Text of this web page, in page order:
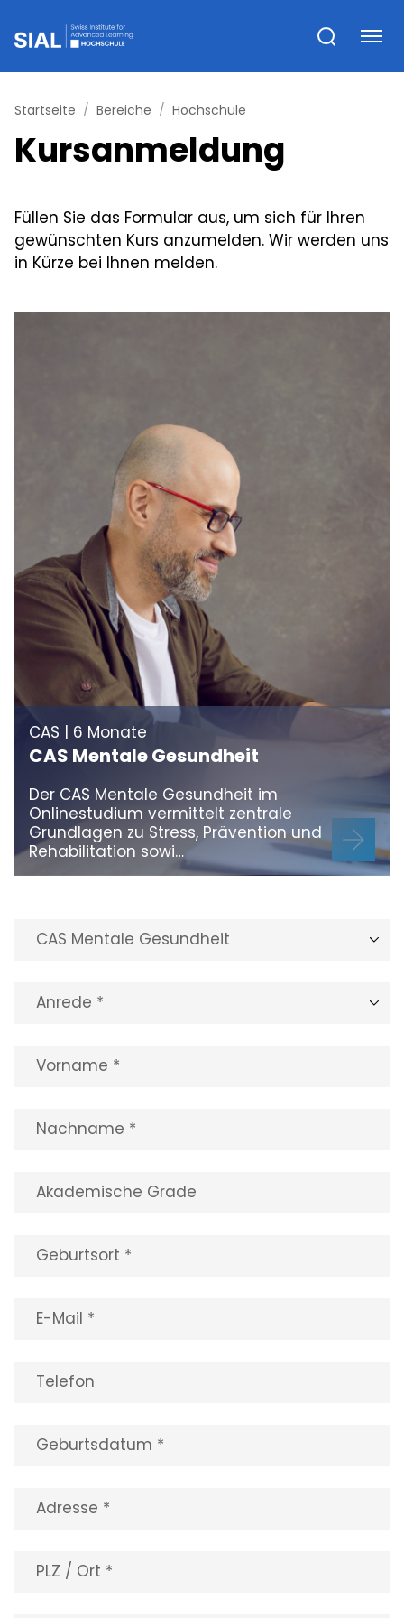
Startseite Bereiche Hochschule
Kursanmeldung
Füllen Sie das Formular aus, um sich für Ihren
gewünschten Kurs anzumelden. Wir werden uns
in Kürze bei Ihnen melden.
CAS | 6 Monate
CAS Mentale Gesundheit
Der CAS Mentale Gesundheit im
Onlinestudium vermittelt zentrale
Grundlagen zu Stress, Prävention und
Rehabilitation sowi…